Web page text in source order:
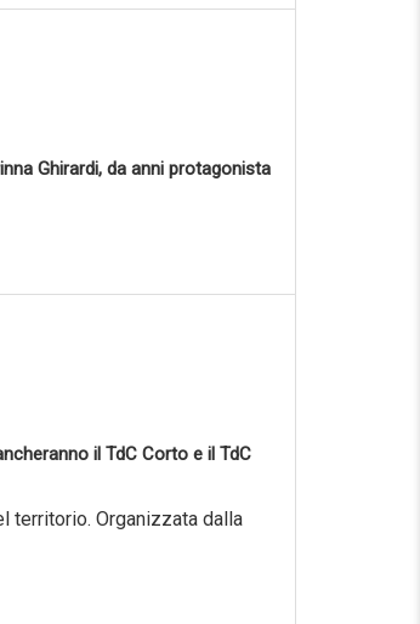
Ghirardi, da anni protagonista
il TdC Corto e il TdC
territorio. Organizzata dalla